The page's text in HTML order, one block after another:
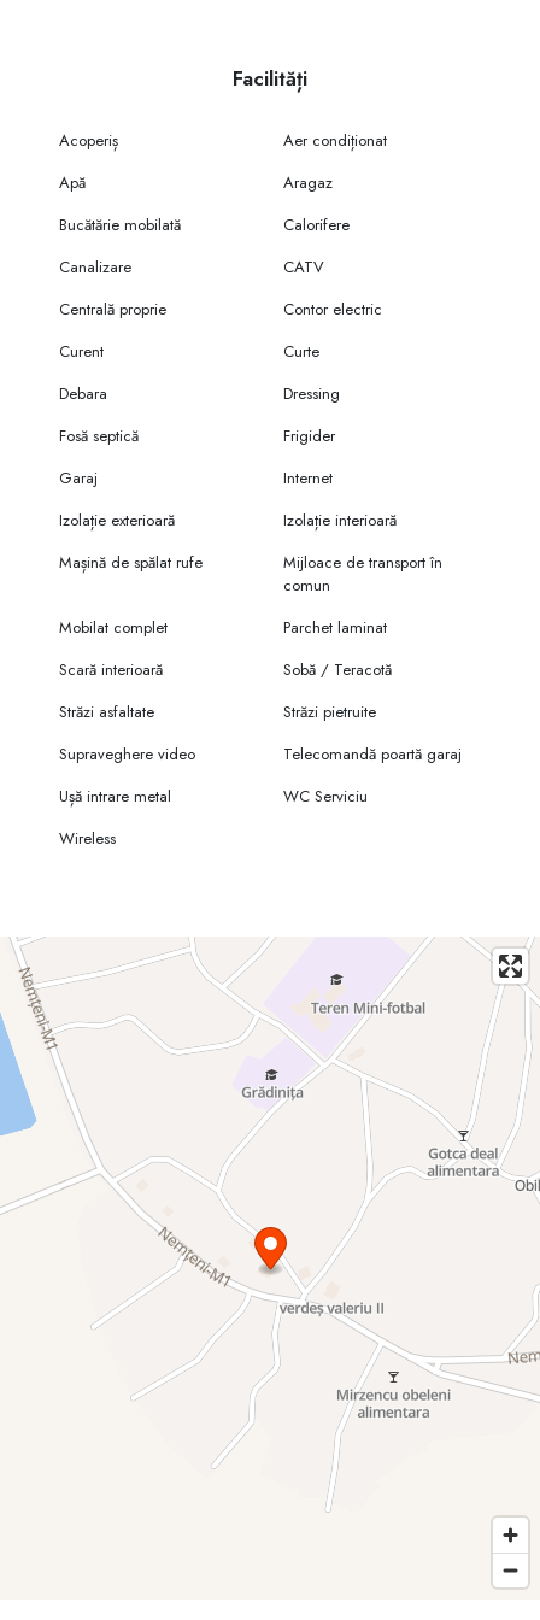
Facilități
Acoperiș
Aer condiționat
Apă
Aragaz
Bucătărie mobilată
Calorifere
Canalizare
CATV
Centrală proprie
Contor electric
Curent
Curte
Debara
Dressing
Fosă septică
Frigider
Garaj
Internet
Izolație exterioară
Izolație interioară
Mașină de spălat rufe
Mijloace de transport în
comun
Mobilat complet
Parchet laminat
Scară interioară
Sobă / Teracotă
Străzi asfaltate
Străzi pietruite
Supraveghere video
Telecomandă poartă garaj
Ușă intrare metal
WC Serviciu
Wireless